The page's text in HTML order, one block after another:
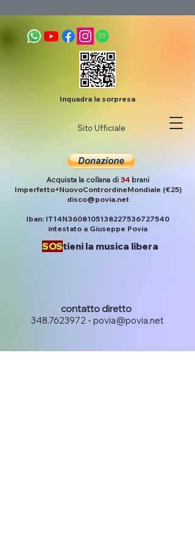
Inquadra la sorpresa
Sito Ufficiale
Acquista la collana di 34 brani
Imperfetto+NuovoContrordineMondiale (€25)
disco@povia.net
Iban: IT14N3608105138227536727540
intestato a Giuseppe Povia
SOStieni la musica libera
contatto diretto
348.7623972 - povia@povia.net
fa male